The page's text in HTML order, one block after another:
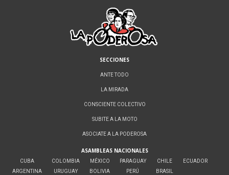
SECCIONES
ANTE TODO
LA MIRADA
CONSCIENTE COLECTIVO
SUBITE A LA MOTO
ASOCIATE A LA PODEROSA
ASAMBLEAS NACIONALES
CUBA
ARGENTINA
COLOMBIA
URUGUAY
MÉXICO
BOLIVIA
PARAGUAY
PERÚ
CHILE
BRASIL
ECUADOR